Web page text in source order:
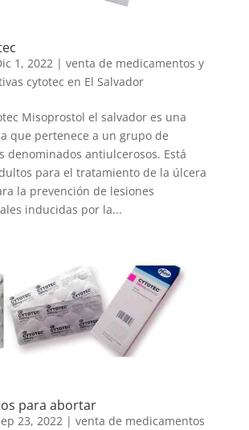
1, 2022 | venta de medicamentos y
cytotec en El Salvador
Misoprostol el salvador es una
que pertenece a un grupo de
denominados antiulcerosos. Está
para el tratamiento de la úlcera
la prevención de lesiones
inducidas por la...
para abortar
23, 2022| venta de medicamentos